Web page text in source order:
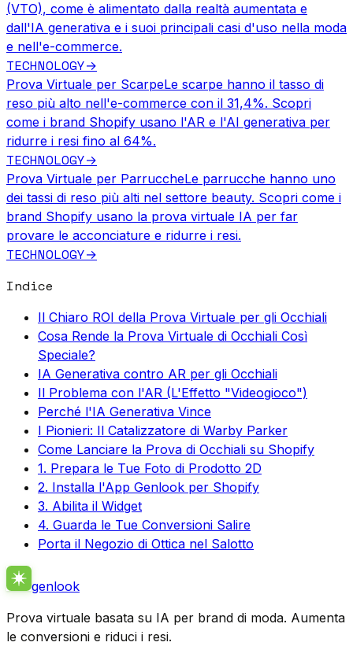
(VTO), come è alimentato dalla realtà aumentata e
dall'IA generativa e i suoi principali casi d'uso nella moda
e nell'e-commerce.
TECHNOLOGY→
Prova Virtuale per ScarpeLe scarpe hanno il tasso di
reso più alto nell'e-commerce con il 31,4%. Scopri
come i brand Shopify usano l'AR e l'AI generativa per
ridurre i resi fino al 64%.
TECHNOLOGY→
Prova Virtuale per ParruccheLe parrucche hanno uno
dei tassi di reso più alti nel settore beauty. Scopri come i
brand Shopify usano la prova virtuale IA per far
provare le acconciature e ridurre i resi.
TECHNOLOGY→
Indice
Il Chiaro ROI della Prova Virtuale per gli Occhiali
Cosa Rende la Prova Virtuale di Occhiali Così
Speciale?
IA Generativa contro AR per gli Occhiali
Il Problema con l'AR (L'Effetto "Videogioco")
Perché l'IA Generativa Vince
I Pionieri: Il Catalizzatore di Warby Parker
Come Lanciare la Prova di Occhiali su Shopify
1. Prepara le Tue Foto di Prodotto 2D
2. Installa l'App Genlook per Shopify
3. Abilita il Widget
4. Guarda le Tue Conversioni Salire
Porta il Negozio di Ottica nel Salotto
genlook
Prova virtuale basata su IA per brand di moda. Aumenta
le conversioni e riduci i resi.